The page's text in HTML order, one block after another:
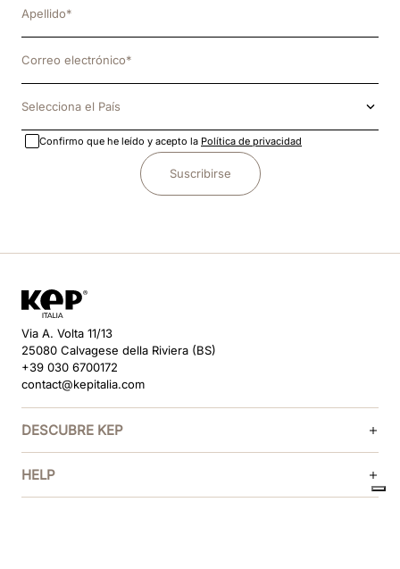
Selecciona el País
Confirmo que he leído y acepto la Política de privacidad
Suscribirse
Via A. Volta 11/13
25080 Calvagese della Riviera (BS)
+39 030 6700172
contact@kepitalia.com
DESCUBRE KEP
HELP